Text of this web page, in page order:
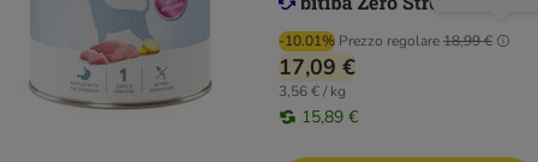
-10.01% Prezzo regolare18,99 €
17,09 €
3,56 € / kg
15,89 €